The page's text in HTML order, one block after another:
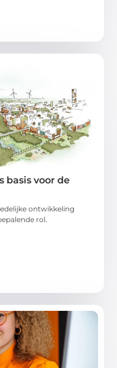
basis voor de
ontwikkeling
rol.